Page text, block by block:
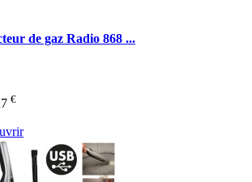
de gaz Radio 868 ...
€